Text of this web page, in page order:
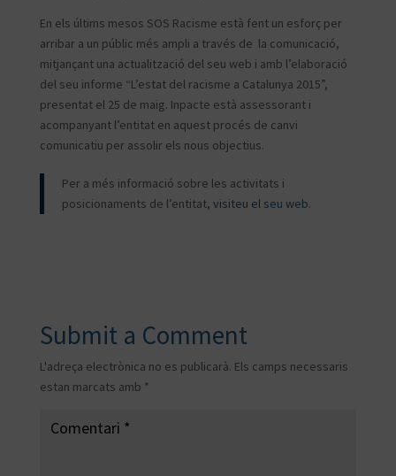
En els últims mesos SOS Racisme està fent un esforç per
arribar a un públic més ampli a través de la comunicació,
mitjançant una actualització del seu web i amb l’elaboració
del seu informe “L’estat del racisme a Catalunya 2015”,
presentat el 25 de maig. Inpacte està assessorant i
acompanyant l’entitat en aquest procés de canvi
comunicatiu per assolir els nous objectius.
Per a més informació sobre les activitats i
posicionaments de l’entitat, visiteu el seu web.
Submit a Comment
L'adreça electrònica no es publicarà. Els camps necessaris
estan marcats amb *